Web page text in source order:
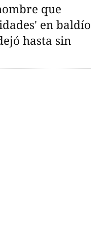
que
en baldío
hasta sin